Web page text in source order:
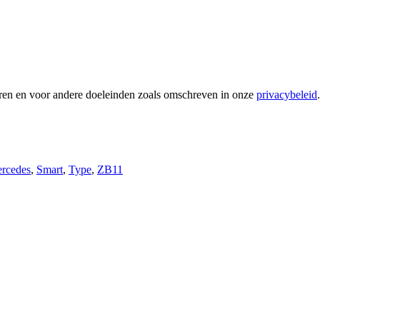
en voor andere doeleinden zoals omschreven in onze privacybeleid.
, Smart, Type, ZB11